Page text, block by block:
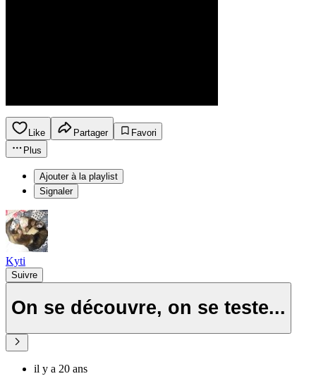
Like Partager
Favori
Plus
Ajouter à la playlist
Signaler
Kyti
Suivre
On se découvre, on se teste...
il y a 20 ans